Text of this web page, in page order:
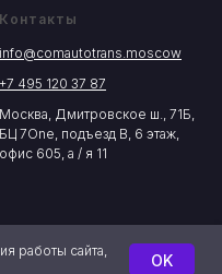
Контакты
info@comautotrans.moscow
+7 495 120 37 87
Москва, Дмитровское ш., 71Б,
БЦ 7One, подъезд В, 6 этаж,
офис 605, а / я 11
работы сайта,
OK